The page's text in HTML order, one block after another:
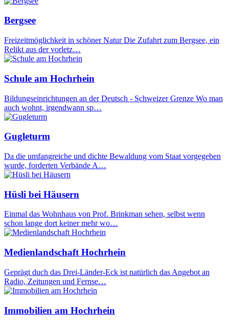
Bergsee
Freizeitmöglichkeit in schöner Natur Die Zufahrt zum Bergsee, ein
Relikt aus der vorletz…
Schule am Hochrhein
Bildungseinrichtungen an der Deutsch - Schweizer Grenze Wo man
auch wohnt, irgendwann sp…
Gugleturm
Da die umfangreiche und dichte Bewaldung vom Staat vorgegeben
wurde, forderten Verbände A…
Hüsli bei Häusern
Einmal das Wohnhaus von Prof. Brinkman sehen, selbst wenn
schon lange dort keiner mehr wo…
Medienlandschaft Hochrhein
Geprägt duch das Drei-Länder-Eck ist natürlich das Angebot an
Radio, Zeitungen und Fernse…
Immobilien am Hochrhein